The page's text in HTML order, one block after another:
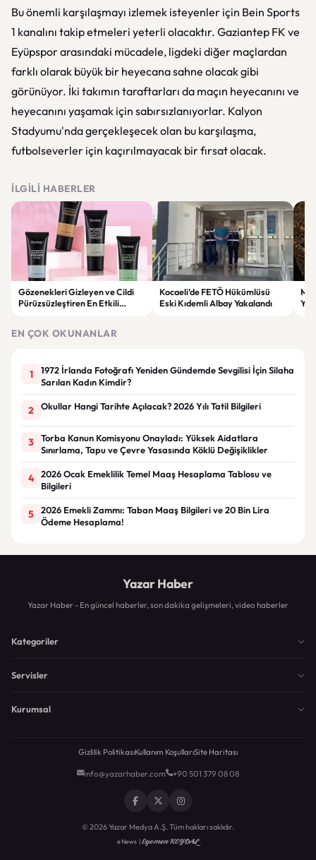
Bu önemli karşılaşmayı izlemek isteyenler için Bein Sports
1 kanalını takip etmeleri yeterli olacaktır. Gaziantep FK ve
Eyüpspor arasındaki mücadele, ligdeki diğer maçlardan
farklı olarak büyük bir heyecana sahne olacak gibi
görünüyor. İki takımın taraftarları da maçın heyecanını ve
heyecanını yaşamak için sabırsızlanıyorlar. Kalyon
Stadyumu'nda gerçekleşecek olan bu karşılaşma,
futbolseverler için kaçırılmayacak bir fırsat olacak.
İLGILI HABERLER
Gözenekleri Gizleyen ve Cildi
Pürüzsüzleştiren En Etkili
Kocaeli’de FETÖ Hükümlüsü
Eski Kıdemli Albay Yakalandı
EN ÇOK OKUNANLAR
1
1972 İrlanda Fotoğrafı Yeniden Gündemde Sevgilisi İçin Silaha
Sarılan Kadın Kimdir?
2 Okullar Hangi Tarihte Açılacak? 2026 Yılı Tatil Bilgileri
3
Torba Kanun Komisyonu Onayladı: Yüksek Aidatlara
Sınırlama, Tapu ve Çevre Yasasında Köklü Değişiklikler
4
2026 Ocak Emeklilik Temel Maaş Hesaplama Tablosu ve
Bilgileri
5
2026 Emekli Zammı: Taban Maaş Bilgileri ve 20 Bin Lira
Ödeme Hesaplama!
Yazar Haber
Yazar Haber - En güncel haberler, son dakika gelişmeleri, video haberler
Kategoriler
Servisler
Kurumsal
Gizlilik PolitikasıKullanım KoşullarıSite Haritası
info@yazarhaber.com +90 501 379 08 08
© 2026 Yazar Medya A.Ş. Tüm hakları saklıdır.
eNews |Egemen KEYDAL